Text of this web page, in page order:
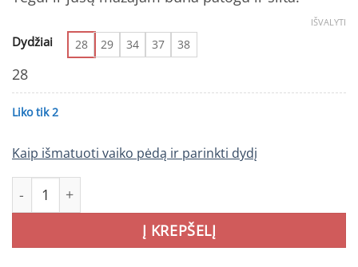
Dydžiai 28 29 34 37 38
IŠVALYTI
28
Liko tik 2
Kaip išmatuoti vaiko pėdą ir parinkti dydį
produkto kiekis: REIMA Talves Breezy Violet batai
Į KREPŠELĮ